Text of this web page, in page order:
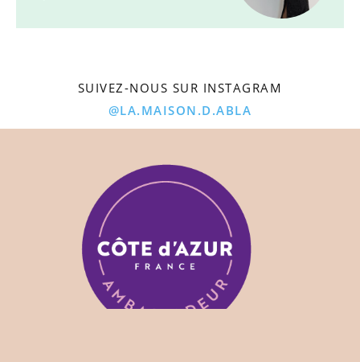
SUIVEZ-NOUS SUR INSTAGRAM
@LA.MAISON.D.ABLA